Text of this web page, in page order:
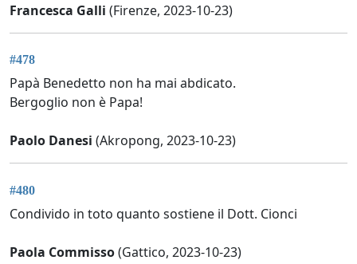
Francesca Galli (Firenze, 2023-10-23)
#478
Papà Benedetto non ha mai abdicato.
Bergoglio non è Papa!
Paolo Danesi (Akropong, 2023-10-23)
#480
Condivido in toto quanto sostiene il Dott. Cionci
Paola Commisso(Gattico, 2023-10-23)